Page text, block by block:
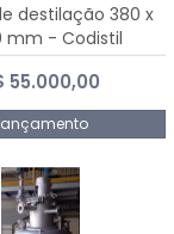
destilação 380 x
mm - Codistil
55.000,00